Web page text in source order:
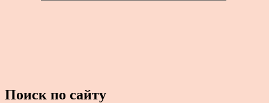
Поиск по сайту